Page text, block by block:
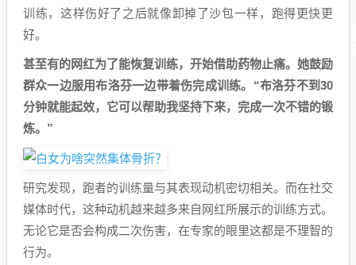
训练，这样伤好了之后就像卸掉了沙包一样，跑得更快更
好。
甚至有的网红为了能恢复训练，开始借助药物止痛。她鼓励
群众一边服用布洛芬一边带着伤完成训练。“布洛芬不到30
分钟就能起效，它可以帮助我坚持下来，完成一次不错的锻
炼。”
研究发现，跑者的训练量与其表现动机密切相关。而在社交
媒体时代，这种动机越来越多来自网红所展示的训练方式。
无论它是否会构成二次伤害，在专家的眼里这都是不理智的
行为。